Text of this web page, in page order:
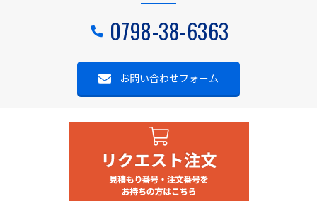
0798-38-6363
お問い合わせフォーム